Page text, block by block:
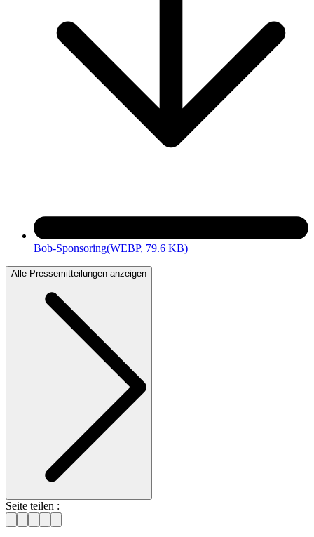
Bob-Sponsoring(WEBP, 79.6 KB)
Alle Pressemitteilungen anzeigen
Seite teilen :